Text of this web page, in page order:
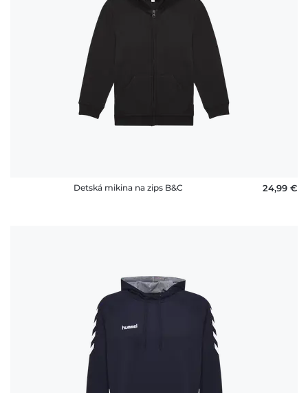
Detská mikina na zips B&C 24,99 €